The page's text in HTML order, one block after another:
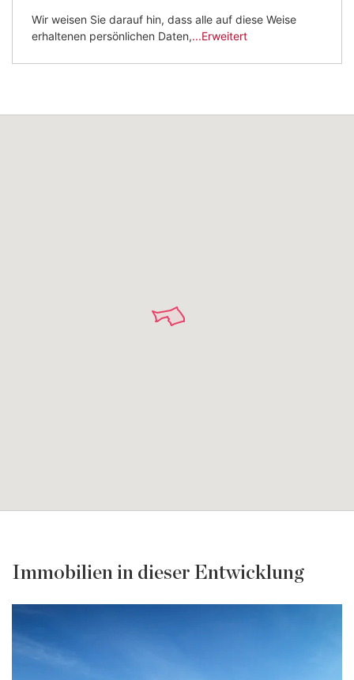
Wir weisen Sie darauf hin, dass alle auf diese Weise
erhaltenen persönlichen Daten,...Erweitert
Immobilien in dieser Entwicklung